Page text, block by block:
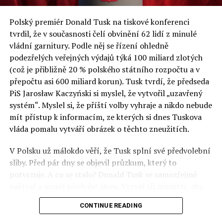
a východní Evropě.
Otázky spojené s vývojem umělé inteligence budou na
fóru AI zvláště diskutovanou oblastí. Fórum AI bude
zahrnovat vyhrazenou tematickou trať skládající se z
panelů, prezentací, workshopů a speciálních akcí.
Budou diskutovány klíčové otázky vlivu umělé
inteligence ve společnosti, ale i v sektoru veřejných a
komerčních služeb. Budou se diskutovat problémy a
výzvy, kterým bude muset trh čelit tváří v tvář zásadním
technologickým změnám. Účastníci fóra také zváží, do
technologií umělé inteligence v mnoha oblastech života
umožní Evropské unii obnovit konkurenceschopnost ve
vztahu ke globálním ekonomikám a nutnosti zajistit
Polský premiér Donald Tusk na tiskové konferenci
tvrdil, že v současnosti čelí obvinění 62 lidí z minulé
vládní garnitury. Podle něj se řízení ohledně
podezřelých veřejných výdajů týká 100 miliard zlotých
(což je přibližně 20 % polského státního rozpočtu a v
přepočtu asi 600 miliard korun). Tusk tvrdí, že předseda
PiS Jarosław Kaczyński si myslel, že vytvořil „uzavřený
systém“. Myslel si, že příští volby vyhraje a nikdo nebude
mít přístup k informacím, ze kterých si dnes Tuskova
vláda pomalu vytváří obrázek o těchto zneužitích.
V Polsku už málokdo věří, že Tusk splní své předvolební
sliby. Před pár dny se objevil průzkum, který to
potvrzuje. A co se stalo? Donald Tusk se samozřejmě
před kamerami podepsali dohodu o stíhání členů PiS, a
ti poslušně ono divadlo předvedli. Andrzej Domański
CONTINUE READING